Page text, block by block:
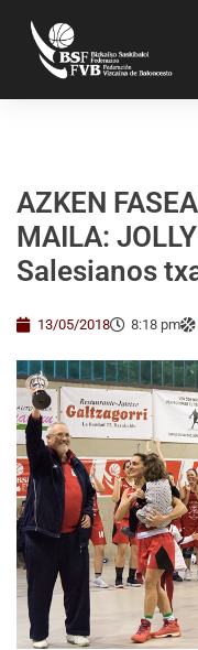
AZKEN
MAILA:
Salesianos
13/05/2018 8:18 pm